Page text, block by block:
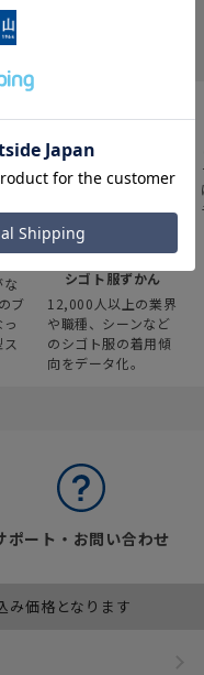
な
ブ
みんなの
シゴト服ずかん
12,000人以上の業界
や職種、シーンなど
のシゴト服の着用傾
向をデータ化。
ポート・お問い合わせ
み価格となります